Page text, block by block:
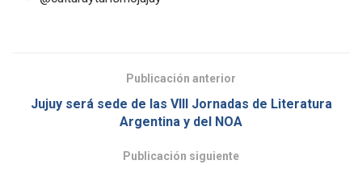
Publicación anterior
Jujuy será sede de las VIII Jornadas de Literatura
Argentina y del NOA
Publicación siguiente